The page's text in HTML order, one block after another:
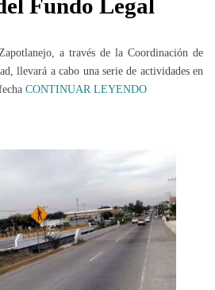
Fundo Legal
a través de la Coordinación de
llevará a cabo una serie de actividades en
CONTINUAR LEYENDO